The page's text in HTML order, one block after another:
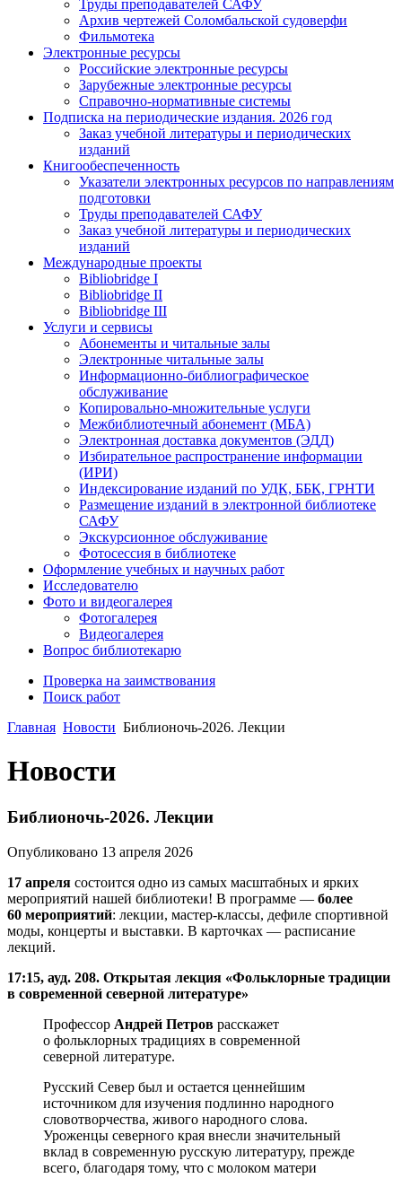
Труды преподавателей САФУ
Архив чертежей Соломбальской судоверфи
Фильмотека
Электронные ресурсы
Российские электронные ресурсы
Зарубежные электронные ресурсы
Справочно-нормативные системы
Подписка на периодические издания. 2026 год
Заказ учебной литературы и периодических
изданий
Книгообеспеченность
Указатели электронных ресурсов по направлениям
подготовки
Труды преподавателей САФУ
Заказ учебной литературы и периодических
изданий
Международные проекты
Bibliobridge I
Bibliobridge II
Bibliobridge III
Услуги и сервисы
Абонементы и читальные залы
Электронные читальные залы
Информационно-библиографическое
обслуживание
Копировально-множительные услуги
Межбиблиотечный абонемент (МБА)
Электронная доставка документов (ЭДД)
Избирательное распространение информации
(ИРИ)
Индексирование изданий по УДК, ББК, ГРНТИ
Размещение изданий в электронной библиотеке
САФУ
Экскурсионное обслуживание
Фотосессия в библиотеке
Оформление учебных и научных работ
Исследователю
Фото и видеогалерея
Фотогалерея
Видеогалерея
Вопрос библиотекарю
Проверка на заимствования
Поиск работ
Главная Новости Библионочь-2026. Лекции
Новости
Библионочь-2026. Лекции
Опубликовано 13 апреля 2026
17 апреля состоится одно из самых масштабных и ярких
мероприятий нашей библиотеки! В программе — более
60 мероприятий: лекции, мастер‑классы, дефиле спортивной
моды, концерты и выставки. В карточках — расписание
лекций.
17:15, ауд. 208. Открытая лекция «Фольклорные традиции
в современной северной литературе»
Профессор Андрей Петров расскажет
о фольклорных традициях в современной
северной литературе.
Русский Север был и остается ценнейшим
источником для изучения подлинно народного
словотворчества, живого народного слова.
Уроженцы северного края внесли значительный
вклад в современную русскую литературу, прежде
всего, благодаря тому, что с молоком матери